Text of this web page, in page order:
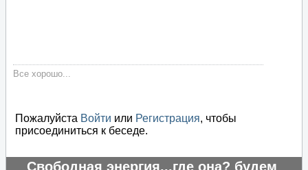
Все хорошо...
Пожалуйста Войти или Регистрация, чтобы
присоединиться к беседе.
Свободная энергия...где она? будем